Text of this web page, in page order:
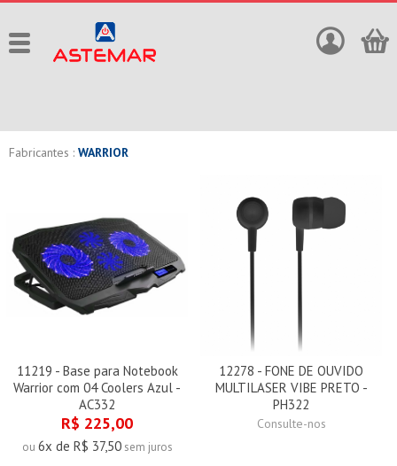
Fabricantes : WARRIOR
11219 - Base para Notebook
Warrior com 04 Coolers Azul -
AC332
R$ 225,00
ou 6x de R$ 37,50sem juros
12278 - FONE DE OUVIDO
MULTILASER VIBE PRETO -
PH322
Consulte-nos